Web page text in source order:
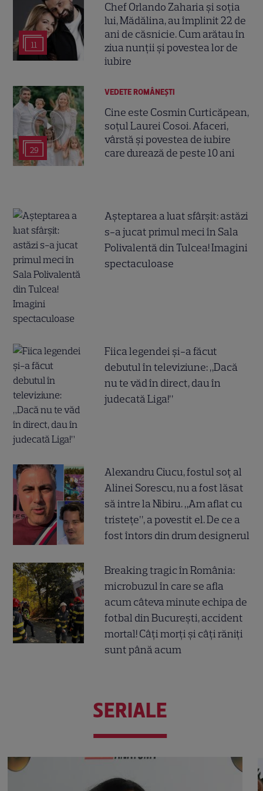
11
Chef Orlando Zaharia și soția
lui, Mădălina, au împlinit 22 de
ani de căsnicie. Cum arătau în
ziua nunții și povestea lor de
iubire
29
VEDETE ROMÂNEŞTI
Cine este Cosmin Curticăpean,
soțul Laurei Cosoi. Afaceri,
vârstă și povestea de iubire
care durează de peste 10 ani
Așteptarea a luat sfârșit: astăzi
s-a jucat primul meci în Sala
Polivalentă din Tulcea! Imagini
spectaculoase
Fiica legendei și-a făcut
debutul în televiziune: „Dacă
nu te văd în direct, dau în
judecată Liga!”
Alexandru Ciucu, fostul soț al
Alinei Sorescu, nu a fost lăsat
să intre la Nibiru. „Am aflat cu
tristețe”, a povestit el. De ce a
fost întors din drum designerul
Breaking tragic în România:
microbuzul în care se afla
acum câteva minute echipa de
fotbal din București, accident
mortal! Câți morți și câți răniți
sunt până acum
SERIALE